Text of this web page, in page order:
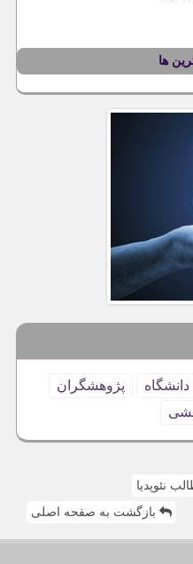
ها
دانشگاه
پژوهشگران
نئوپدیا
بازگشت به صفحه اصلی